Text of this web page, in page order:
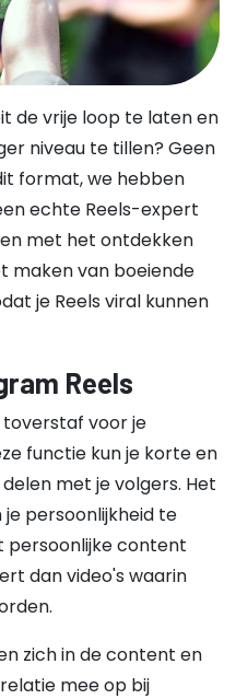
de vrije loop te laten en
niveau te tillen? Geen
format, we hebben
echte Reels-expert
met het ontdekken
maken van boeiende
je Reels viral kunnen
Reels
toverstaf voor je
functie kun je korte en
met je volgers. Het
persoonlijkheid te
persoonlijke content
dan video's waarin
zich in de content en
mee op bij